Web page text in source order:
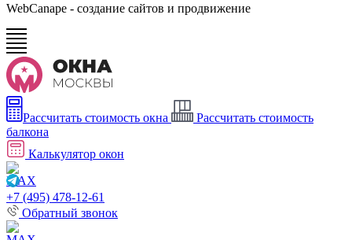
WebCanape - создание сайтов и продвижение
Рассчитать стоимость окна
Рассчитать стоимость
балкона
Калькулятор окон
+7 (495) 478-12-61
Обратный звонок